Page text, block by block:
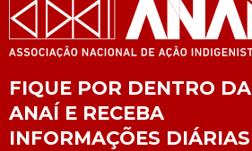
FIQUE POR DENTRO DA
ANAÍ E RECEBA
INFORMAÇÕES DIÁRIAS